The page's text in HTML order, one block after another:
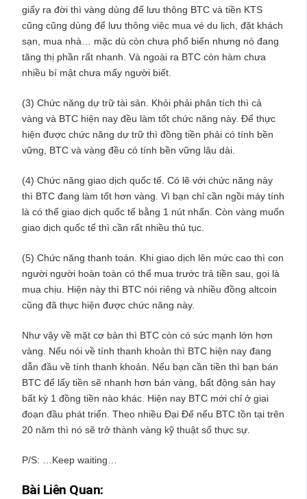
giấy ra đời thì vàng dùng để lưu thông BTC và tiền KTS
cũng cũng dùng để lưu thông việc mua vé du lịch, đặt khách
sạn, mua nhà… mặc dù còn chưa phổ biến nhưng nó đang
tăng thị phần rất nhanh. Và ngoài ra BTC còn hàm chưa
nhiều bí mật chưa mấy người biết.
(3) Chức năng dự trữ tài sản. Khỏi phải phân tích thì cả
vàng và BTC hiện nay đều làm tốt chức năng này. Để thực
hiện được chức năng dự trữ thì đồng tiền phải có tính bền
vững, BTC và vàng đều có tính bền vững lâu dài.
(4) Chức năng giao dịch quốc tế. Có lẽ với chức năng này
thì BTC đang làm tốt hơn vàng. Vì bạn chỉ cần ngồi máy tính
là có thể giao dịch quốc tế bằng 1 nút nhấn. Còn vàng muốn
giao dịch quốc tế thì cần rất nhiều thủ tục.
(5) Chức năng thanh toán. Khi giao dịch lên mức cao thì con
người người hoàn toàn có thể mua trước trả tiền sau, gọi là
mua chịu. Hiện này thì BTC nói riêng và nhiều đồng altcoin
cũng đã thực hiện được chức năng này.
Như vậy về mặt cơ bản thì BTC còn có sức mạnh lớn hơn
vàng. Nếu nói về tính thanh khoản thì BTC hiện nay đang
dẫn đầu về tính thanh khoản. Nếu bạn cần tiền thì bạn bán
BTC để lấy tiền sẽ nhanh hơn bán vàng, bất động sản hay
bất kỳ 1 đồng tiền nào khác. Hiện nay BTC mới chỉ ở giai
đoạn đầu phát triển. Theo nhiều Đại Đế nếu BTC tồn tại trên
20 năm thì nó sẽ trở thành vàng kỹ thuật số thực sự.
P/S: …Keep waiting…
Bài Liên Quan: